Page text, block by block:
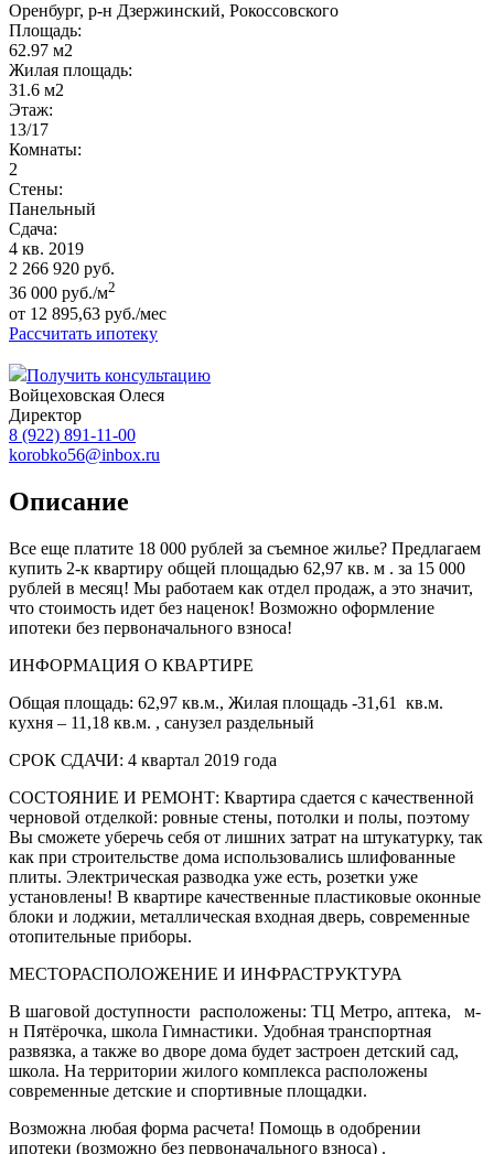
Оренбург, р-н Дзержинский, Рокоссовского
Площадь:
62.97 м2
Жилая площадь:
31.6 м2
Этаж:
13/17
Комнаты:
2
Стены:
Панельный
Сдача:
4 кв. 2019
2 266 920 руб.
36 000 руб./м2
от 12 895,63 руб./мес
Рассчитать ипотеку
Получить консультацию
Войцеховская Олеся
Директор
8 (922) 891-11-00
korobko56@inbox.ru
Описание
Все еще платите 18 000 рублей за съемное жилье? Предлагаем
купить 2-к квартиру общей площадью 62,97 кв. м . за 15 000
рублей в месяц! Мы работаем как отдел продаж, а это значит,
что стоимость идет без наценок! Возможно оформление
ипотеки без первоначального взноса!
ИНФОРМАЦИЯ О КВАРТИРЕ
Общая площадь: 62,97 кв.м., Жилая площадь -31,61 кв.м.
кухня – 11,18 кв.м. , санузел раздельный
СРОК СДАЧИ: 4 квартал 2019 года
СОСТОЯНИЕ И РЕМОНТ: Квартира сдается с качественной
черновой отделкой: ровные стены, потолки и полы, поэтому
Вы сможете уберечь себя от лишних затрат на штукатурку, так
как при строительстве дома использовались шлифованные
плиты. Электрическая разводка уже есть, розетки уже
установлены! В квартире качественные пластиковые оконные
блоки и лоджии, металлическая входная дверь, современные
отопительные приборы.
МЕСТОРАСПОЛОЖЕНИЕ И ИНФРАСТРУКТУРА
В шаговой доступности расположены: ТЦ Метро, аптека, м-
н Пятёрочка, школа Гимнастики. Удобная транспортная
развязка, а также во дворе дома будет застроен детский сад,
школа. На территории жилого комплекса расположены
современные детские и спортивные площадки.
Возможна любая форма расчета! Помощь в одобрении
ипотеки (возможно без первоначального взноса) .